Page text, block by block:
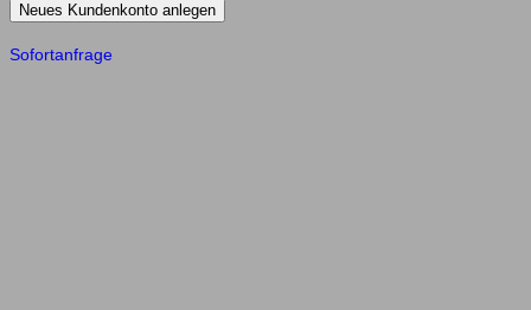
Neues Kundenkonto anlegen
Sofortanfrage